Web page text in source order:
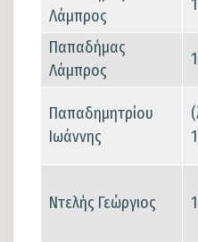
Λάμπρος
Παπαδήμας
Λάμπρος
Παπαδημητρίου
Ιωάννης
Ντελής Γεώργιος